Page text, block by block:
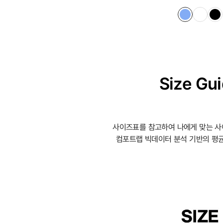
Size
사이즈표를 참고하여 나에게 맞는
컴포트랩 빅데이터 분석 기반의 평